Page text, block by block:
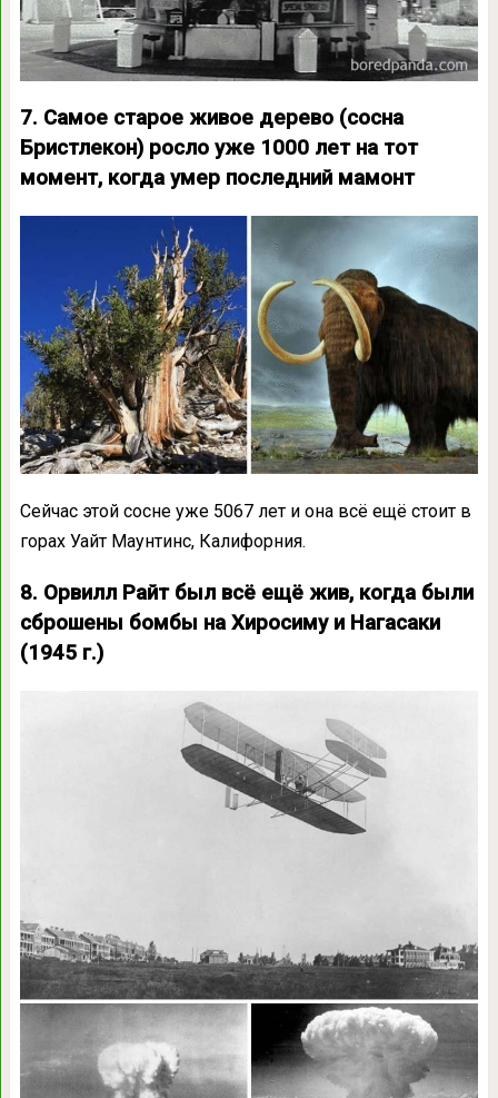
7. Самое старое живое дерево (сосна
Бристлекон) росло уже 1000 лет на тот
момент, когда умер последний мамонт
Сейчас этой сосне уже 5067 лет и она всё ещё стоит в
горах Уайт Маунтинс, Калифорния.
8. Орвилл Райт был всё ещё жив, когда были
сброшены бомбы на Хиросиму и Нагасаки
(1945 г.)